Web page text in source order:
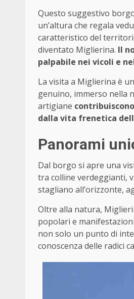
Questo suggestivo
un’altura che regala
caratteristico del
diventato Miglierina. Il
palpabile nei vicoli e
La visita a Miglierina è
genuino, immerso nella
artigiane
dalla vita frenetica
Panorami
Dal borgo si apre una
tra colline verdeggianti,
stagliano all’orizzonte,
Oltre alla natura,
popolari e
non solo un punto di
conoscenza delle radici